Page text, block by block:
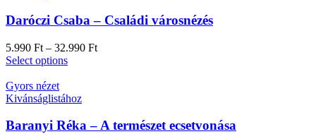
Daróczi Csaba – Családi városnézés
5.990 Ft – 32.990 Ft
Select options
Gyors nézet
Kivánságlistához
Baranyi Réka – A természet ecsetvonása